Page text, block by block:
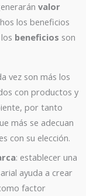
valor
los beneficios
beneficios son
vez son más los
con productos y
por tanto
más se adecuan
con su elección.
: establecer una
ayuda a crear
factor